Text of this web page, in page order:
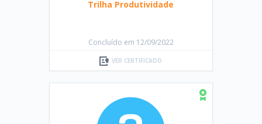
Trilha Produtividade
Concluído em 12/09/2022
VER CERTIFICADO